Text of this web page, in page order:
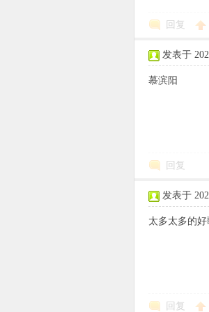
回复
发表于
慕滨阳
回复
发表于
太多太多的好
回复